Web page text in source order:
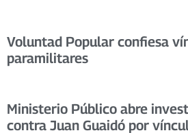
Voluntad Popular confiesa
paramilitares
Ministerio Público abre
contra Juan Guaidó por